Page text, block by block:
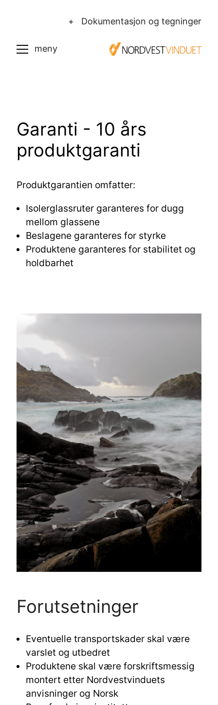
+ Dokumentasjon og tegninger
Garanti - 10 års
produktgaranti
Produktgarantien omfatter:
Isolerglassruter garanteres for dugg
mellom glassene
Beslagene garanteres for styrke
Produktene garanteres for stabilitet og
holdbarhet
Forutsetninger
Eventuelle transportskader skal være
varslet og utbedret
Produktene skal være forskriftsmessig
montert etter Nordvestvinduets
anvisninger og Norsk